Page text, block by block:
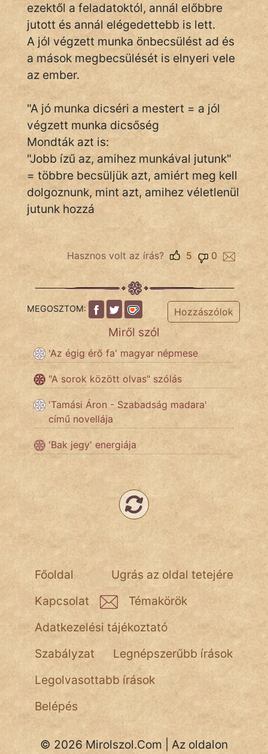
cinege
fantom
Hunor
Láron Ádám
mikkamakka
vörös ördög
nagyöreg
pszichopati
szegény legény
szemfüles
ezektől a feladatoktól, annál előbbre
jutott és annál elégedettebb is lett.
A jól végzett munka önbecsülést ad és
a mások megbecsülését is elnyeri vele
az ember.
"A jó munka dicséri a mestert = a jól
végzett munka dicsőség
Mondták azt is:
"Jobb ízű az, amihez munkával jutunk"
= többre becsüljük azt, amiért meg kell
dolgoznunk, mint azt, amihez véletlenül
jutunk hozzá
Hasznos volt az írás? 0
5
MEGOSZTOM: Hozzászólok
Miről szól
'Az égig érő fa' magyar népmese
"A sorok között olvas" szólás
'Tamási Áron - Szabadság madara'
című novellája
'Bak jegy' energiája
Ugrás az oldal tetejére
Főoldal
Kapcsolat
Témakörök
Adatkezelési tájékoztató
Szabályzat
Legnépszerűbb írások
Legolvasottabb írások
Belépés
© 2026 Mirolszol.Com | Az oldalon